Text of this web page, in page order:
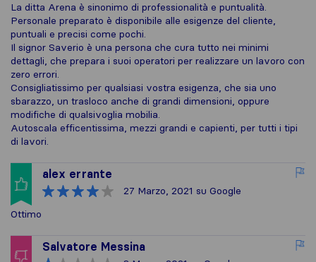
La ditta Arena è sinonimo di professionalità e puntualità.
Personale preparato è disponibile alle esigenze del cliente,
puntuali e precisi come pochi.
Il signor Saverio è una persona che cura tutto nei minimi
dettagli, che prepara i suoi operatori per realizzare un lavoro con
zero errori.
Consigliatissimo per qualsiasi vostra esigenza, che sia uno
sbarazzo, un trasloco anche di grandi dimensioni, oppure
modifiche di qualsivoglia mobilia.
Autoscala efficentissima, mezzi grandi e capienti, per tutti i tipi
di lavori.
alex errante
27 Marzo, 2021 su Google
Ottimo
Salvatore Messina